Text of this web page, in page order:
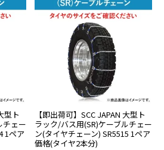
型ト
チェー
1ペア
【即出荷可】SCC JAPAN 大型ト
ラック/バス用(SR)ケーブルチェー
ン(タイヤチェーン) SR5515 1ペア
価格(タイヤ2本分)